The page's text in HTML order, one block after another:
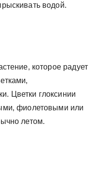
водой.
которое радует
Цветки глоксинии
фиолетовыми или
летом.